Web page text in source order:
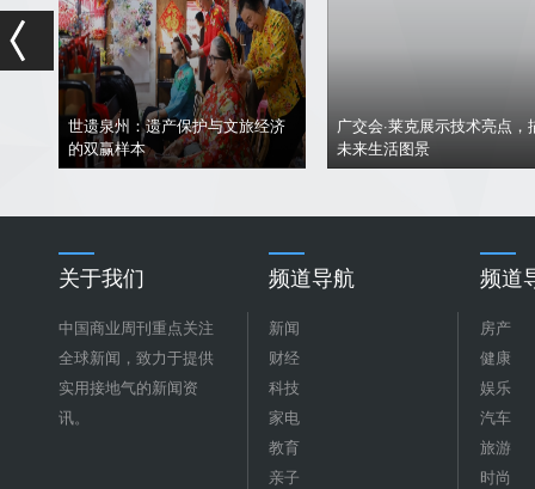
世遗泉州：遗产保护与文旅经济
的双赢样本
广交会·莱克展示技术亮点，
未来生活图景
关于我们
中国商业周刊重点关注
全球新闻，致力于提供
实用接地气的新闻资
讯。
频道导航
新闻
财经
科技
家电
教育
亲子
频道
房产
健康
娱乐
汽车
旅游
时尚